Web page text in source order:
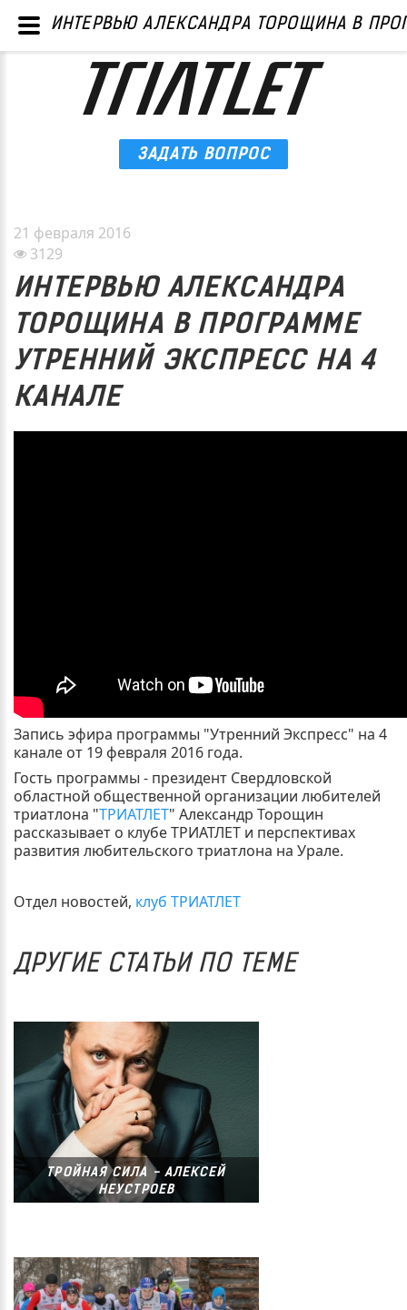
ЗАДАТЬ ВОПРОС
21 февраля 2016
3129
ИНТЕРВЬЮ АЛЕКСАНДРА
ТОРОЩИНА В ПРОГРАММЕ
УТРЕННИЙ ЭКСПРЕСС НА 4
КАНАЛЕ
Запись эфира программы "Утренний Экспресс" на 4
канале от 19 февраля 2016 года.
Гость программы - президент Свердловской
областной общественной организации любителей
триатлона "ТРИАТЛЕТ" Александр Торощин
рассказывает о клубе ТРИАТЛЕТ и перспективах
развития любительского триатлона на Урале.
Отдел новостей, клуб ТРИАТЛЕТ
ДРУГИЕ СТАТЬИ ПО ТЕМЕ
ТРОЙНАЯ СИЛА - АЛЕКСЕЙ
НЕУСТРОЕВ
ИНТЕРВЬЮ АЛЕКСАНДРА ТОРОЩИНА В